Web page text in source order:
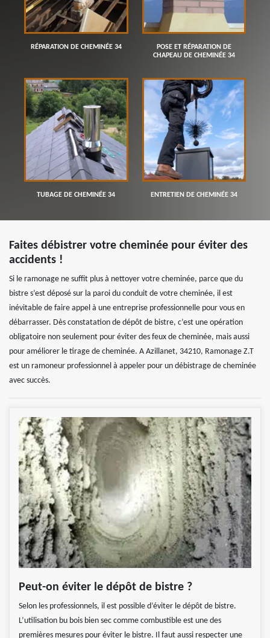
RÉPARATION DE CHEMINÉE 34
POSE ET RÉPARATION DE
CHAPEAU DE CHEMINÉE 34
TUBAGE DE CHEMINÉE 34 ENTRETIEN DE CHEMINÉE 34
Faites débistrer votre cheminée pour éviter des
accidents !
Si le ramonage ne suffit plus à nettoyer votre cheminée, parce que du
bistre s’est déposé sur la paroi du conduit de votre cheminée, il est
inévitable de faire appel à une entreprise professionnelle pour vous en
débarrasser. Dès constatation de dépôt de bistre, c’est une opération
obligatoire non seulement pour éviter des feux de cheminée, mais aussi
pour améliorer le tirage de cheminée. A Azillanet, 34210, Ramonage Z.T
est un ramoneur professionnel à appeler pour un débistrage de cheminée
avec succès.
Peut-on éviter le dépôt de bistre ?
Selon les professionnels, il est possible d’éviter le dépôt de bistre.
L’utilisation bu bois bien sec comme combustible est une des
premières mesures pour éviter le bistre. Il faut aussi respecter une